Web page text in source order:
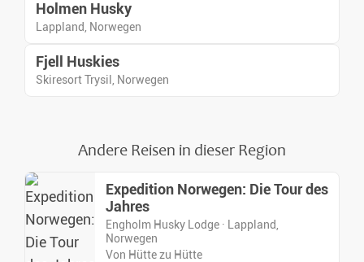
Holmen Husky
Lappland, Norwegen
Fjell Huskies
Skiresort Trysil, Norwegen
Andere Reisen in dieser Region
Expedition Norwegen: Die Tour des
Jahres
Engholm Husky Lodge · Lappland,
Norwegen
Von Hütte zu Hütte